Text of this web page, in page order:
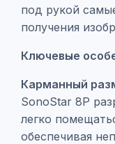
под рукой
получения
Ключевые
Карманный
SonoStar 8P
легко
обеспечивая